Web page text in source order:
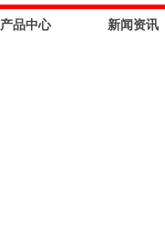
产品中心 新闻资讯